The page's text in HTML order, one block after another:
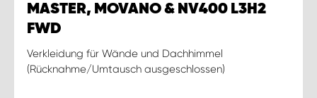
MASTER, MOVANO & NV400 L3H2
FWD
Verkleidung für Wände und Dachhimmel
(Rücknahme/Umtausch ausgeschlossen)